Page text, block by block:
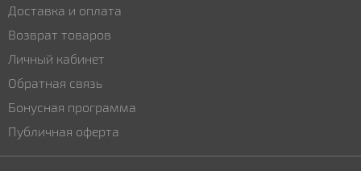
Доставка и оплата
Возврат товаров
Личный кабинет
Обратная связь
Бонусная программа
Публичная оферта